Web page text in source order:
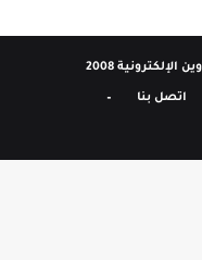
2008
اتصل بنا –